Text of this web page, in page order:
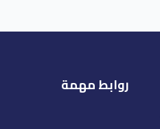
روابط مهمة